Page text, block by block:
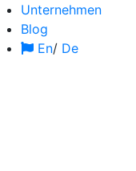
Unternehmen
Blog
En/ De